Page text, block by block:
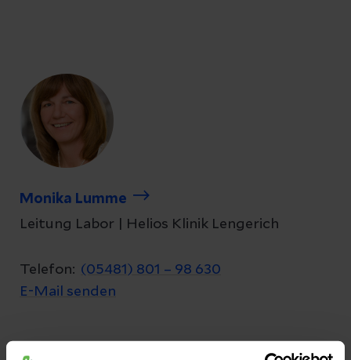
Monika Lumme
Leitung Labor | Helios Klinik Lengerich
Telefon: (05481) 801 – 98 630
E-Mail senden